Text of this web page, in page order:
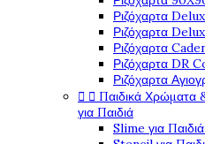
Ριζόχαρτα
Ριζόχαρτα
Ριζόχαρτα
Ριζόχαρτα DR
Ριζόχαρτα
  Παιδικά Χρώματα
για Παιδιά
Slime για